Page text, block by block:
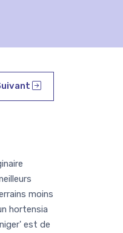
moins
hortensia
est de